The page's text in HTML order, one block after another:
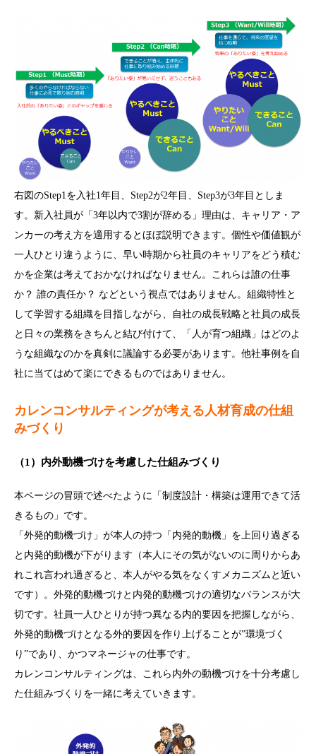
右図のStep1を入社1年目、Step2が2年目、Step3が3年目としま
す。新入社員が「3年以内で3割が辞める」理由は、キャリア・ア
ンカーの考え方を適用するとほぼ説明できます。個性や価値観が
一人ひとり違うように、早い時期から社員のキャリアをどう積む
かを企業は考えておかなければなりません。これらは誰の仕事
か？ 誰の責任か？ などという視点ではありません。組織特性と
して学習する組織を目指しながら、自社の成長戦略と社員の成長
と日々の業務をきちんと結び付けて、「人が育つ組織」はどのよ
うな組織なのかを真剣に議論する必要があります。他社事例を自
社に当てはめて楽にできるものではありません。
カレンコンサルティングが考える人材育成の仕組
みづくり
（1）内外動機づけを考慮した仕組みづくり
本ページの冒頭で述べたように「制度設計・構築は運用できて活
きるもの」です。
「外発的動機づけ」が本人の持つ「内発的動機」を上回り過ぎる
と内発的動機が下がります（本人にその気がないのに周りからあ
れこれ言われ過ぎると、本人がやる気をなくすメカニズムと近い
です）。外発的動機づけと内発的動機づけの適切なバランスが大
切です。社員一人ひとりが持つ異なる内的要因を把握しながら、
外発的動機づけとなる外的要因を作り上げることが”環境づく
り”であり、かつマネージャの仕事です。
カレンコンサルティングは、これら内外の動機づけを十分考慮し
た仕組みづくりを一緒に考えていきます。